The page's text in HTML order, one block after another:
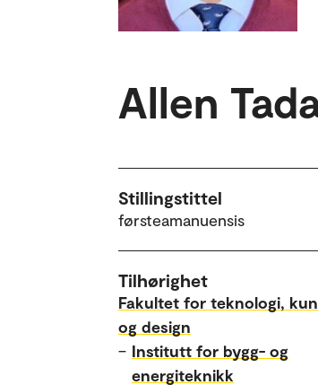
Allen
Stillingstittel
førsteamanuensis
Tilhørighet
Fakultet for teknologi,
og design
– Institutt for bygg- og
energiteknikk